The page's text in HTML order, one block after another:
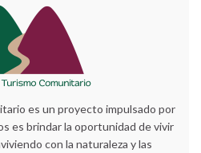
es un proyecto impulsado por
es brindar la oportunidad de vivir
con la naturaleza y las